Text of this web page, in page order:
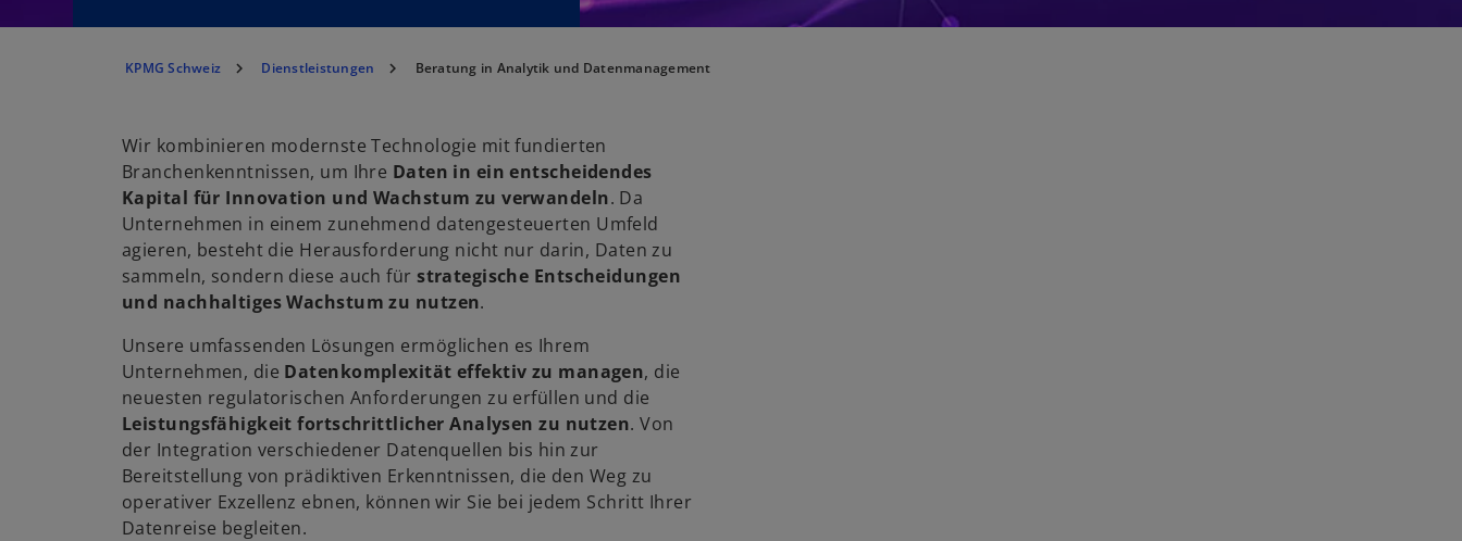
KPMG Schweiz Dienstleistungen Beratung in Analytik und Datenmanagement
Wir kombinieren modernste Technologie mit fundierten
Branchenkenntnissen, um Ihre Daten in ein entscheidendes
Kapital für Innovation und Wachstum zu verwandeln. Da
Unternehmen in einem zunehmend datengesteuerten Umfeld
agieren, besteht die Herausforderung nicht nur darin, Daten zu
sammeln, sondern diese auch fürstrategische Entscheidungen
und nachhaltiges Wachstum zu nutzen.
Unsere umfassenden Lösungen ermöglichen es Ihrem
Unternehmen, die Datenkomplexität effektiv zu managen, die
neuesten regulatorischen Anforderungen zu erfüllen und die
Leistungsfähigkeit fortschrittlicher Analysen zu nutzen. Von
der Integration verschiedener Datenquellen bis hin zur
Bereitstellung von prädiktiven Erkenntnissen, die den Weg zu
operativer Exzellenz ebnen, können wir Sie bei jedem Schritt Ihrer
Datenreise begleiten.